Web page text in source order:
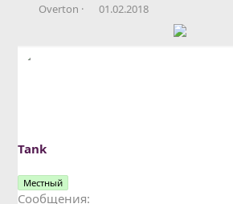
А
Overton
Д
01.02.2018
Tank
Местный
Сообщения